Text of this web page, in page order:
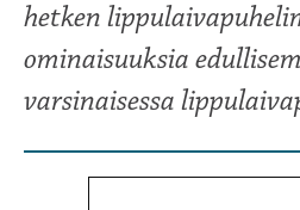
hetken
ominaisuuksia
varsinaisessa